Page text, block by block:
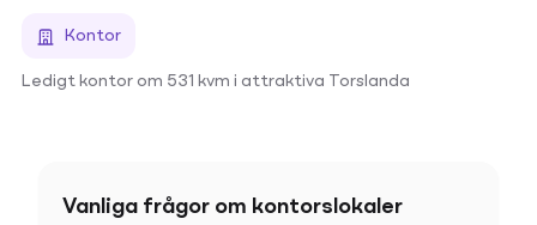
Kontor
Ledigt kontor om 531 kvm i attraktiva Torslanda
Vanliga frågor om kontorslokaler